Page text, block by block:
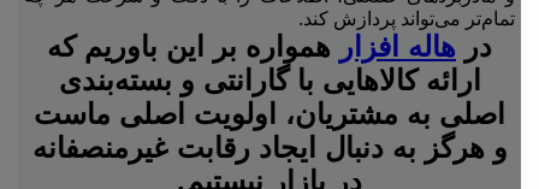
تمام‌تر می‌تواند پردازش کند.
در هاله افزار همواره بر این باوریم که
ارائه کالاهایی با گارانتی و بسته‌بندی
اصلی به مشتریان، اولویت اصلی ماست
و هرگز به دنبال ایجاد رقابت غیرمنصفانه
در بازار نیستیم.